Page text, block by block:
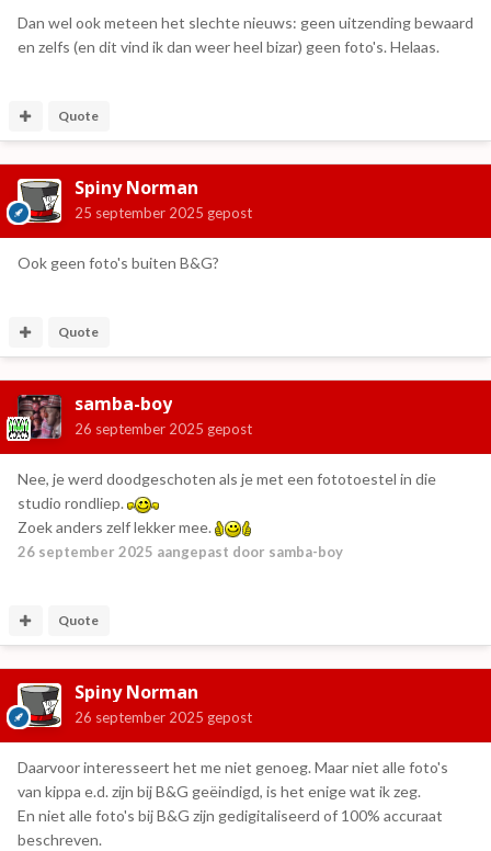
Dan wel ook meteen het slechte nieuws: geen uitzending bewaard
en zelfs (en dit vind ik dan weer heel bizar) geen foto's. Helaas.
Quote
Spiny Norman
25 september 2025 gepost
Ook geen foto's buiten B&G?
Quote
samba-boy
26 september 2025 gepost
Nee, je werd doodgeschoten als je met een fototoestel in die
studio rondliep.
Zoek anders zelf lekker mee.
26 september 2025 aangepast door samba-boy
Quote
Spiny Norman
26 september 2025 gepost
Daarvoor interesseert het me niet genoeg. Maar niet alle foto's
van kippa e.d. zijn bij B&G geëindigd, is het enige wat ik zeg.
En niet alle foto's bij B&G zijn gedigitaliseerd of 100% accuraat
beschreven.